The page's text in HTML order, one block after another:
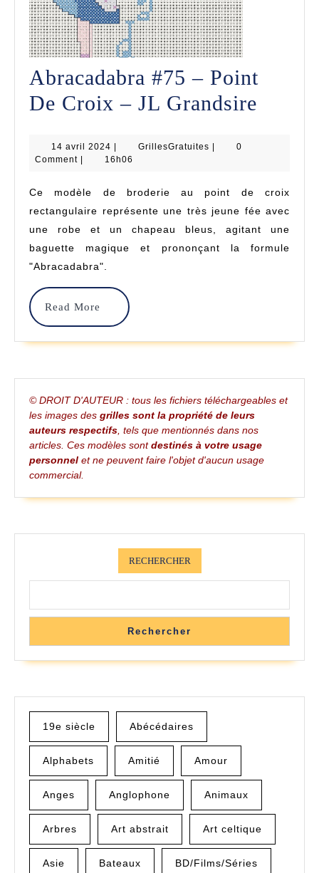
Abracadabra #75 – Point
De Croix – JL Grandsire
De
Croix
–
14 avril 2024 14
avril
GrillesGratuites GrillesGratuites
0
Comment
16h06
Ce modèle de broderie au point de croix
rectangulaire représente une très jeune fée avec
une robe et un chapeau bleus, agitant une
baguette magique et prononçant la formule
"Abracadabra".
Read More
Read
More
© DROIT D'AUTEUR : tous les fichiers téléchargeables et
les images des grilles sont la propriété de leurs
auteurs respectifs , tels que mentionnés dans nos
articles. Ces modèles sontdestinés à votre usage
personnel et ne peuvent faire l'objet d'aucun usage
commercial.
RECHERCHER
Rechercher
19e siècle Abécédaires
Alphabets Amitié Amour
Anges Anglophone Animaux
Arbres Art abstrait Art celtique
Asie Bateaux BD/Films/Séries